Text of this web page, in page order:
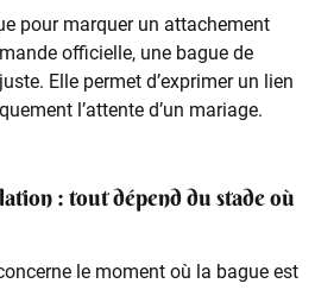
pour marquer un attachement
officielle, une bague de
Elle permet d’exprimer un lien
l’attente d’un mariage.
: tout dépend du stade où
le moment où la bague est